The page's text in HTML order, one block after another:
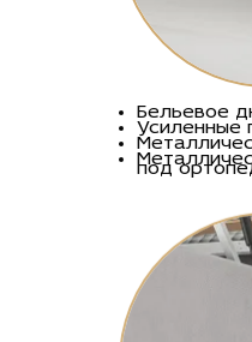
Бельевое
Усиленные
под